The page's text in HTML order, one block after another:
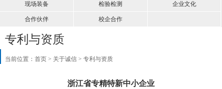
现场装备 检验检测 企业文化
合作伙伴 校企合作
专利与资质
当前位置： 首页 > 关于诚信 > 专利与资质
浙江省专精特新中小企业